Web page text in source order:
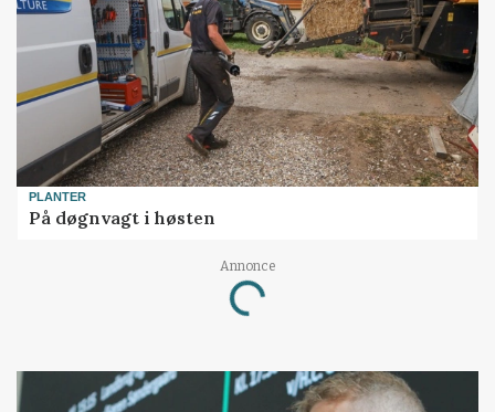
PLANTER
På døgnvagt i høsten
Annonce
Loading...